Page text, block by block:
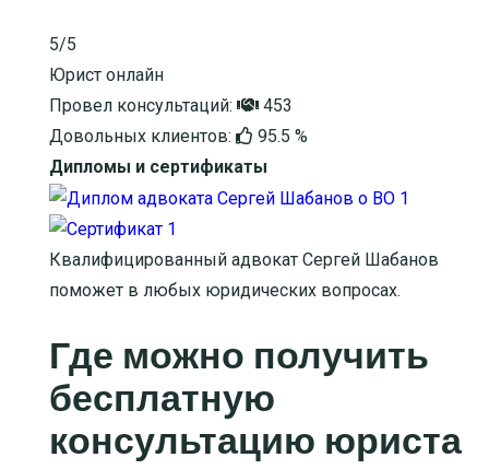
5/5
Юрист онлайн
Провел консультаций:
453
Довольных клиентов:
95.5 %
Дипломы и сертификаты
Квалифицированный адвокат Сергей Шабанов
поможет в любых юридических вопросах.
Где можно получить
бесплатную
консультацию юриста